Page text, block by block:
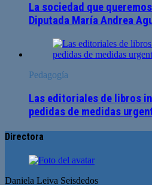
La sociedad que
Diputada María Andrea
Pedagogía
Las editoriales de libros
pedidas de medidas
Directora
Daniela Leiva Seisdedos